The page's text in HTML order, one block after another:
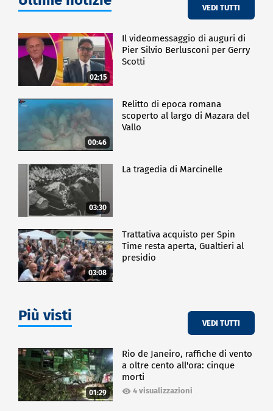
VEDI TUTTI
02:15
Il videomessaggio di auguri di
Pier Silvio Berlusconi per Gerry
Scotti
00:46
Relitto di epoca romana
scoperto al largo di Mazara del
Vallo
03:30
La tragedia di Marcinelle
03:08
Trattativa acquisto per Spin
Time resta aperta, Gualtieri al
presidio
Più visti VEDI TUTTI
01:29
Rio de Janeiro, raffiche di vento
a oltre cento all'ora: cinque
morti
4 visualizzazioni